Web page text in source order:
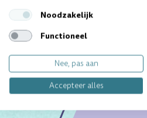
Noodzakelijk
Functioneel
Nee, pas aan
Accepteer alles